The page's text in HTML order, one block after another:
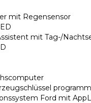
mit Regensensor
mit Tag-/
Ford mit